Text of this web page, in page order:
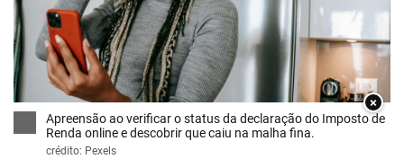
×
Apreensão ao verificar o status da declaração do Imposto de
Renda online e descobrir que caiu na malha fina.
crédito: Pexels